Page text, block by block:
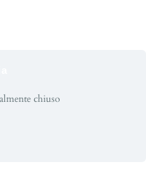
chiuso